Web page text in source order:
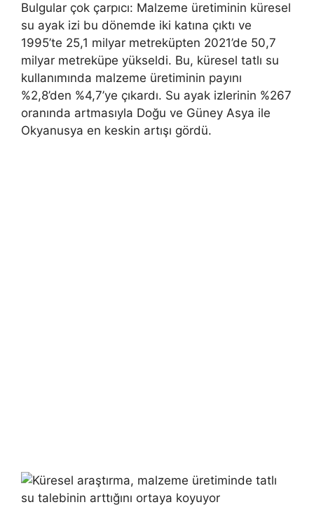
Bulgular çok çarpıcı: Malzeme üretiminin küresel
su ayak izi bu dönemde iki katına çıktı ve
1995’te 25,1 milyar metreküpten 2021’de 50,7
milyar metreküpe yükseldi. Bu, küresel tatlı su
kullanımında malzeme üretiminin payını
%2,8’den %4,7’ye çıkardı. Su ayak izlerinin %267
oranında artmasıyla Doğu ve Güney Asya ile
Okyanusya en keskin artışı gördü.